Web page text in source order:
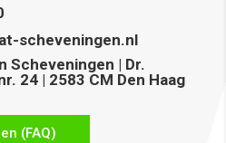
scheveningen.nl
Scheveningen | Dr.
24 | 2583 CM Den Haag
(FAQ)